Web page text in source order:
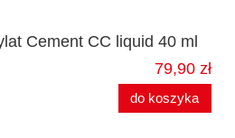
Cement CC liquid 40 ml
79,90 zł
do koszyka